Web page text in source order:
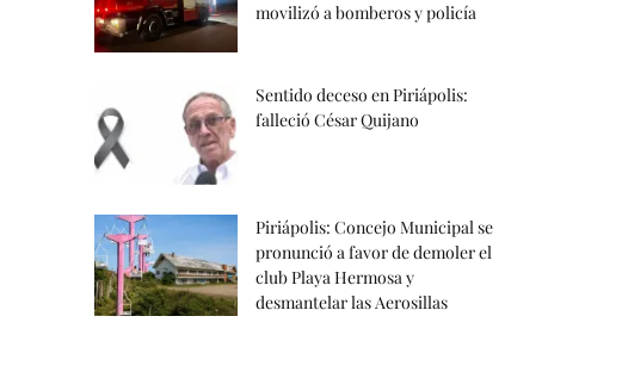
movilizó a bomberos y policía
Sentido deceso en Piriápolis:
falleció César Quijano
Piriápolis: Concejo Municipal se
pronunció a favor de demoler el
club Playa Hermosa y
desmantelar las Aerosillas